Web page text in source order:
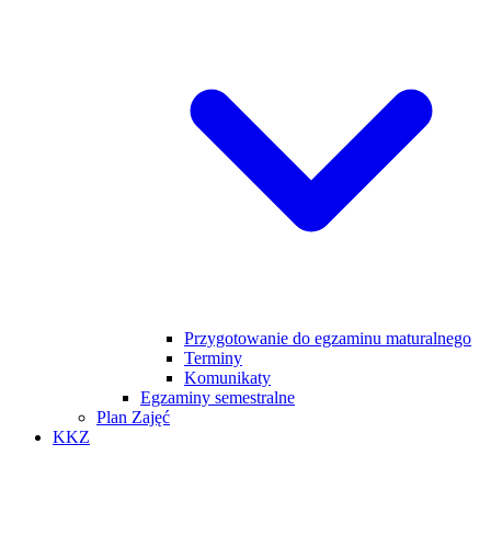
Przygotowanie do egzaminu maturalnego
Terminy
Komunikaty
Egzaminy semestralne
Plan Zajęć
KKZ